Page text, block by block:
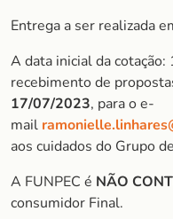
Entrega a ser realizada
A data inicial da
recebimento de
17/07/2023, para o e-
mail r
aos cuidados do Grupo
A FUNPEC é NÃO
consumidor Final.